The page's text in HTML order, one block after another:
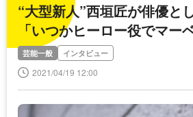
“大型新人”西垣匠が俳優と
「いつかヒーロー役でマー
芸能一般 インタビュー
2021/04/19 12:00